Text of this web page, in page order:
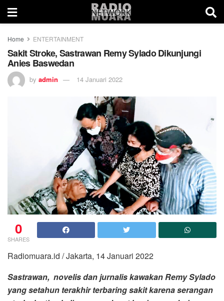
Home ENTERTAINMENT
Sakit Stroke, Sastrawan Remy Sylado Dikunjungi
Anies Baswedan
by admin 14 Januari 2022
0
SHARES
Radiomuara.id / Jakarta, 14 Januari 2022
Sastrawan, novelis dan jurnalis kawakan Remy Sylado
yang setahun terakhir terbaring sakit karena serangan